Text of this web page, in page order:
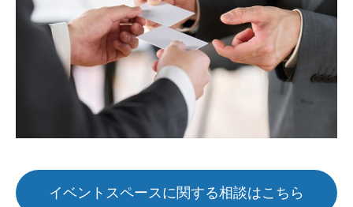
イベントスペースに関する相談はこちら